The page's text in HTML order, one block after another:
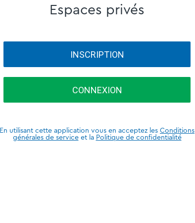
Espaces privés
INSCRIPTION
CONNEXION
En utilisant cette application vous en acceptez les Conditions
générales de serviceet la Politique de confidentialité